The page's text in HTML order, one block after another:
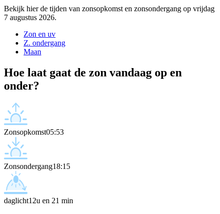
Bekijk hier de tijden van zonsopkomst en zonsondergang op vrijdag
7 augustus 2026.
Zon en uv
Z. ondergang
Maan
Hoe laat gaat de zon vandaag op en
onder?
Zonsopkomst05:53
Zonsondergang18:15
daglicht12u en 21 min